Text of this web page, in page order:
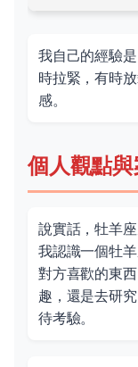
我自己的經驗
時拉緊，有時
感。
個人觀點
說實話，牡羊
我認識一個牡
對方喜歡的東
趣，還是去研
待考驗。